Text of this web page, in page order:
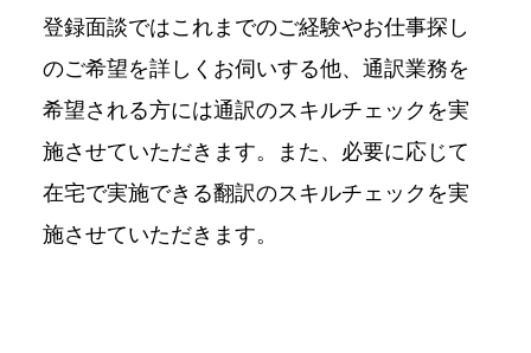
登録面談ではこれまでのご経験やお仕事探し
のご希望を詳しくお伺いする他、通訳業務を
希望される方には通訳のスキルチェックを実
施させていただきます。また、必要に応じて
在宅で実施できる翻訳のスキルチェックを実
施させていただきます。